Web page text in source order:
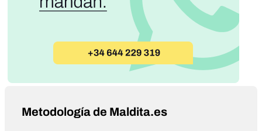
Metodología de Maldita.es